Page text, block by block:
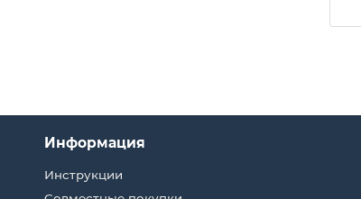
Информация
Инструкции